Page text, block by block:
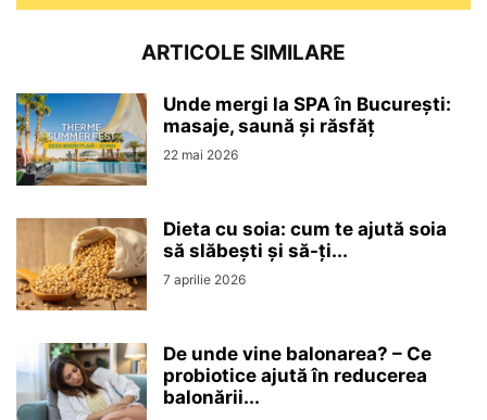
ARTICOLE SIMILARE
Unde mergi la SPA în București:
masaje, saună și răsfăț
22 mai 2026
Dieta cu soia: cum te ajută soia
să slăbești și să-ți...
7 aprilie 2026
De unde vine balonarea? – Ce
probiotice ajută în reducerea
balonării...